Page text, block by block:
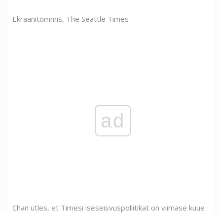
Ekraanitõmmis, The Seattle Times
ad
Chan ütles, et Timesi iseseisvuspoliitikat on viimase kuue